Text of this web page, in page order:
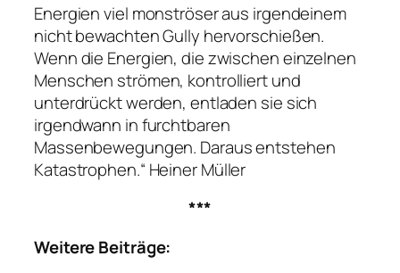
Energien viel monströser aus irgendeinem
nicht bewachten Gully hervorschießen.
Wenn die Energien, die zwischen einzelnen
Menschen strömen, kontrolliert und
unterdrückt werden, entladen sie sich
irgendwann in furchtbaren
Massenbewegungen. Daraus entstehen
Katastrophen.“ Heiner Müller
***
Weitere Beiträge: